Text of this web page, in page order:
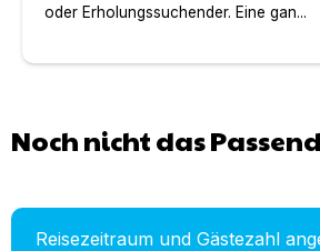
oder Erholungssuchender. Eine gan...
Noch nicht das
Reisezeitraum und Gästezahl